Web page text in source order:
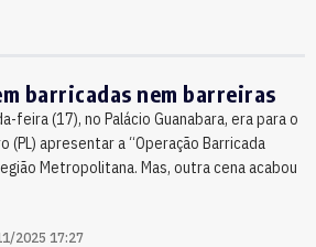
barricadas nem barreiras
feira (17), no Palácio Guanabara, era para o
(PL) apresentar a “Operação Barricada
Metropolitana. Mas, outra cena acabou
2025 17:27